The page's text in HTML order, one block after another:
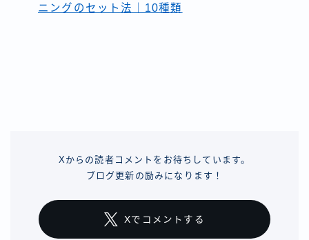
ニングのセット法｜10種類
Xからの読者コメントをお待ちしています。
ブログ更新の励みになります！
Xでコメントする